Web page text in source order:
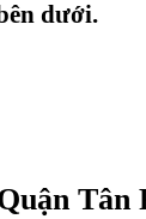
dưới.
Tân